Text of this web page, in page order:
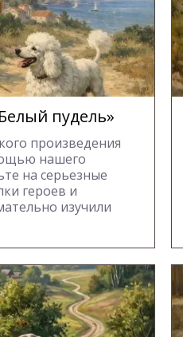
пудель»
произведения
нашего
на серьезные
героев и
изучили